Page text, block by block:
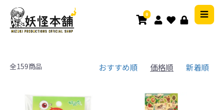
0
全159商品 おすすめ順 価格順 新着順